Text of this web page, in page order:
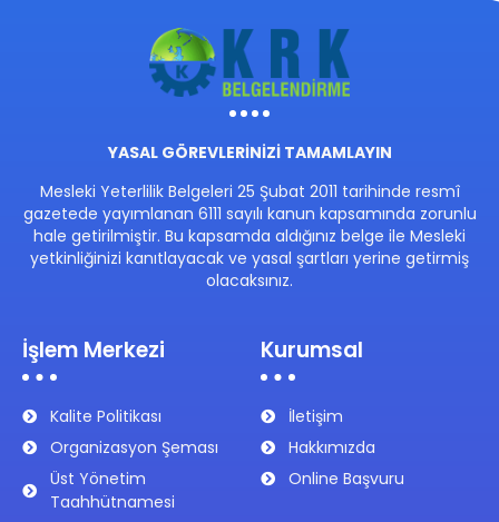
YASAL GÖREVLERİNİZİ TAMAMLAYIN
Mesleki Yeterlilik Belgeleri 25 Şubat 2011 tarihinde resmî
gazetede yayımlanan 6111 sayılı kanun kapsamında zorunlu
hale getirilmiştir. Bu kapsamda aldığınız belge ile Mesleki
yetkinliğinizi kanıtlayacak ve yasal şartları yerine getirmiş
olacaksınız.
İşlem Merkezi
Kalite Politikası
Organizasyon Şeması
Üst Yönetim
Taahhütnamesi
Kurumsal
İletişim
Hakkımızda
Online Başvuru